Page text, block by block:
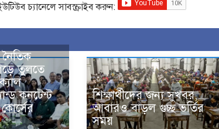
চ্যানেলে সাবস্ক্রাইব করুন:
তুলতে
কনটেন্ট
শিক্ষার্থীদের জন্য সুখবর,
আবারও বাড়ল গুচ্ছ ভর্তির
সময়